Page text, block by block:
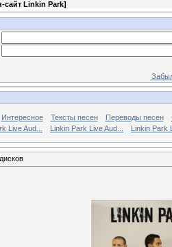
сайт Linkin Park]
Интересное Тексты песен Переводы песен
Live Aud... Linkin Park Live Aud... Linkin Park